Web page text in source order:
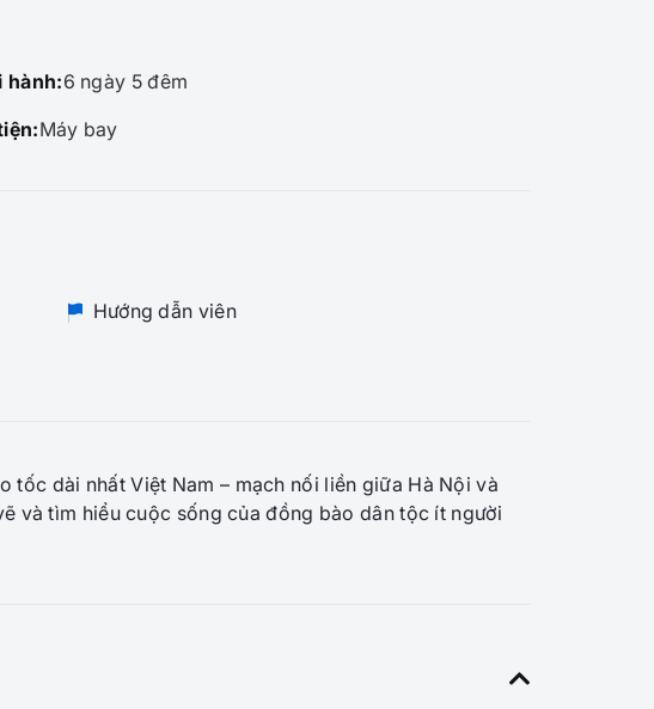
hành:6 ngày 5 đêm
Máy bay
Hướng dẫn viên
tốc dài nhất Việt Nam – mạch nối liền giữa Hà Nội và
và tìm hiểu cuộc sống của đồng bào dân tộc ít người